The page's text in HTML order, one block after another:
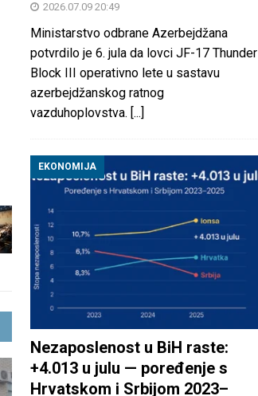
2026.07.09 20:49
Ministarstvo odbrane Azerbejdžana
potvrdilo je 6. jula da lovci JF-17 Thunder
Block III operativno lete u sastavu
azerbejdžanskog ratnog
vazduhoplovstva. [...]
EKONOMIJA
Nezaposlenost u BiH raste:
+4.013 u julu — poređenje s
Hrvatskom i Srbijom 2023–